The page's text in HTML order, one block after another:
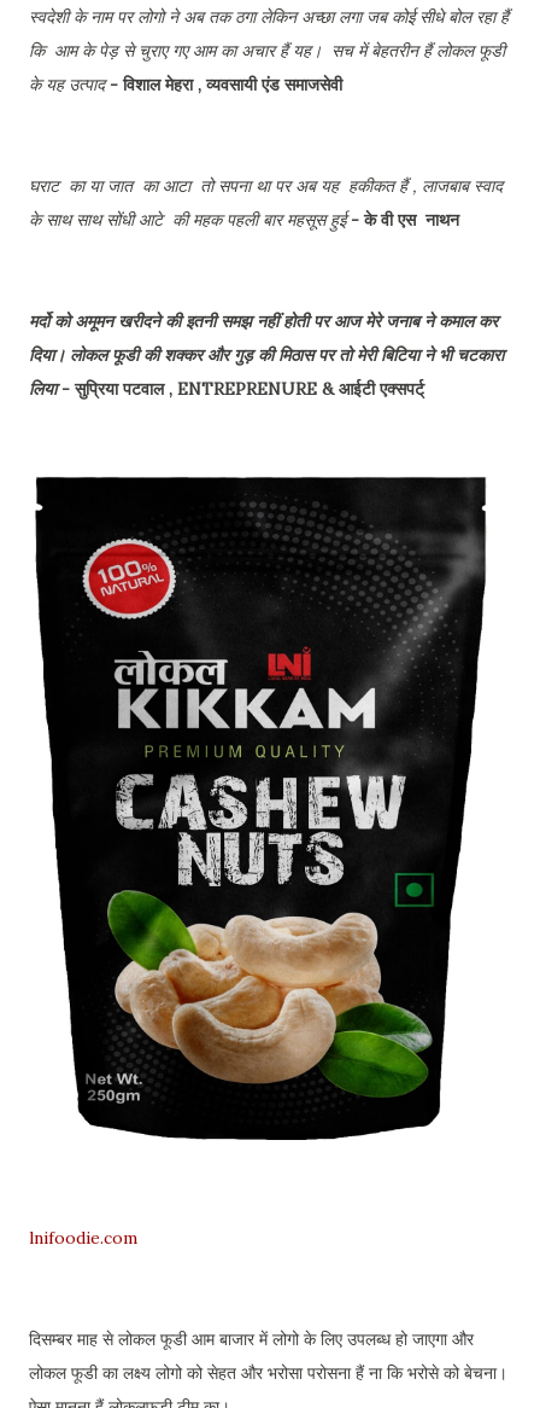
स्वदेशी के नाम पर लोगो ने अब तक ठगा लेकिन अच्छा लगा जब कोई सीधे बोल रहा हैं
कि आम के पेड़ से चुराए गए आम का अचार हैं यह। सच में बेहतरीन हैं लोकल फूडी
के यह उत्पाद - विशाल मेहरा , व्यवसायी एंड समाजसेवी
घराट का या जात का आटा तो सपना था पर अब यह हकीकत हैं , लाजबाब स्वाद
के साथ साथ सोंधी आटे की महक पहली बार महसूस हुई - के वी एस नाथन
मर्दो को अमूमन खरीदने की इतनी समझ नहीं होती पर आज मेरे जनाब ने कमाल कर
दिया। लोकल फूडी की शक्कर और गुड़ की मिठास पर तो मेरी बिटिया ने भी चटकारा
लिया - सुप्रिया पटवाल , ENTREPRENURE & आईटी एक्सपर्ट्
lnifoodie.com
दिसम्बर माह से लोकल फूडी आम बाजार में लोगो के लिए उपलब्ध हो जाएगा और
लोकल फूडी का लक्ष्य लोगो को सेहत और भरोसा परोसना हैं ना कि भरोसे को बेचना।